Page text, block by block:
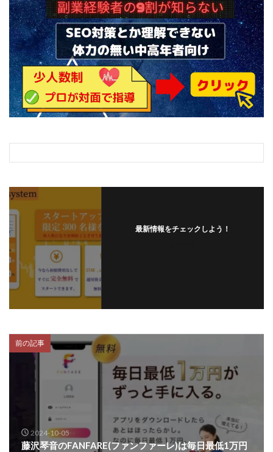
最新情報をチェックしよう！
前の記事
2024-10-05
藤沢琴音のFANFARE(ファンファーレ)は毎日最低1万円
全自動AIシステム(Trading System)
全自動インサイダーROBOT
内藤 洋子
内藤隆児
円城寺
写真や動画にいいねするだけ!
写真を送信して報酬GET
写真を選んで安定した収益を！
副業専門オープンチャット
冨永愛理
初心者
前田 義明 前田愛
副業
副業コンシェルジュ鈴木
副業ネットワーク
ザ・プレジデント(THE PRESIDENT)
スマホ内の画像を送信してカンタン副収入
スマホ副業ナビ
スマリッチ(smarich)
センタービレッジ合同会社
ソフト株式会社
ちょこスマ
ちょこっと
ちょこプラ(choco+)
ちょな(蝶名林達也)
トラスト株式会社
ドリームクラフターズ
ドリームテック合同会社
ドリームワーク
スマホを使って稼ぐ方法
トレンド
スマートジョブnet
サクッとお仕事サービス
サクッと毎日5万円